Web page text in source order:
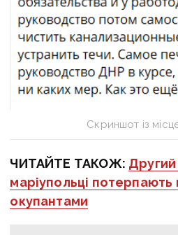
Скриншот із
ЧИТАЙТЕ ТАКОЖ: Другий
маріупольці потерпають
окупантами